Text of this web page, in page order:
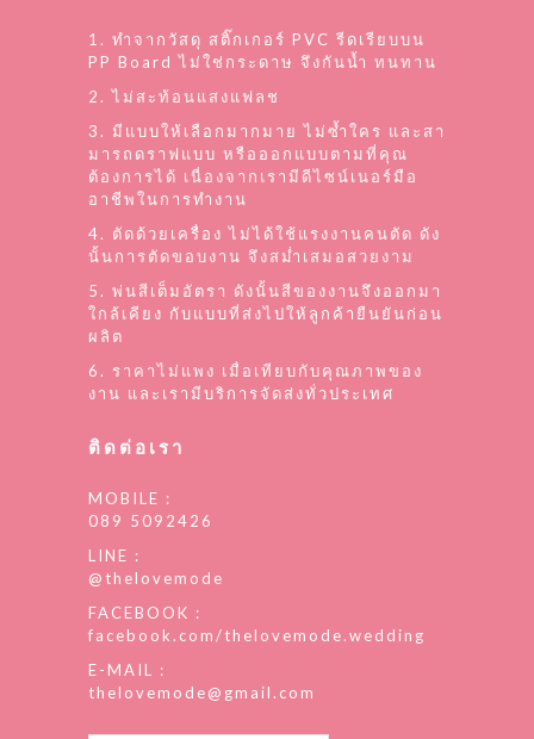
1. ทำจากวัสดุ สติ๊กเกอร์ PVC รีดเรียบบน
PP Board ไม่ใช่กระดาษ จึงกันน้ำ ทนทาน
2. ไม่สะท้อนแสงแฟลช
3. มีแบบให้เลือกมากมาย ไม่ซ้ำใคร และสา
มารถดราฟแบบ หรือออกแบบตามที่คุณ
ต้องการได้ เนื่องจากเรามีดีไซน์เนอร์มือ
อาชีพในการทำงาน
4. ตัดด้วยเครื่อง ไม่ได้ใช้แรงงานคนตัด ดัง
นั้นการตัดขอบงาน จึงสม่ำเสมอสวยงาม
5. พ่นสีเต็มอัตรา ดังนั้นสีของงานจึงออกมา
ใกล้เคียง กับแบบที่ส่งไปให้ลูกค้ายืนยันก่อน
ผลิต
6. ราคาไม่แพง เมื่อเทียบกับคุณภาพของ
งาน และเรามีบริการจัดส่งทั่วประเทศ
ติดต่อเรา
MOBILE :
089 5092426
LINE :
@thelovemode
FACEBOOK :
facebook.com/thelovemode.wedding
E-MAIL :
thelovemode@gmail.com